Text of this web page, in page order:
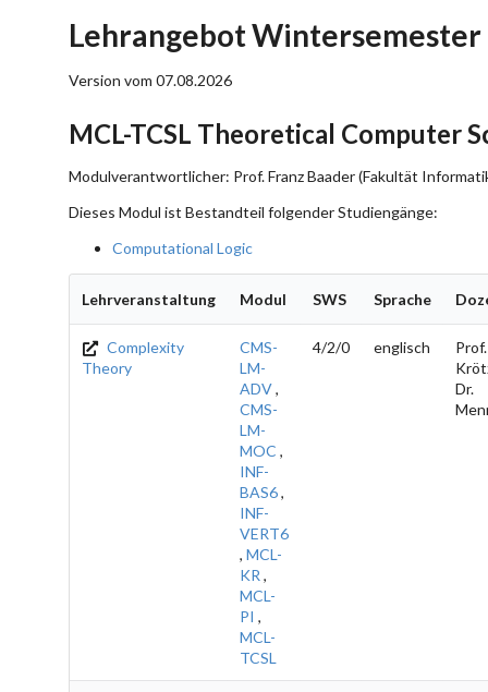
Lehrangebot Wintersemester
Version vom 07.08.2026
MCL-TCSL Theoretical Computer
Modulverantwortlicher: Prof. Franz Baader (Fakultät
Dieses Modul ist Bestandteil folgender Studiengänge:
Computational Logic
Lehrveranstaltung Modul SWS Sprache
Complexity
Theory
CMS-
LM-
ADV,
CMS-
LM-
MOC ,
INF-
BAS6,
INF-
VERT6
, MCL-
KR ,
MCL-
PI ,
MCL-
TCSL
4/2/0 englisch
Prof.
Dr.